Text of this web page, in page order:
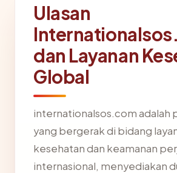
Ulasan
dan Layanan
Global
internationalsos.com adalah
yang bergerak di bidang
kesehatan dan keamanan
internasional, menyediakan